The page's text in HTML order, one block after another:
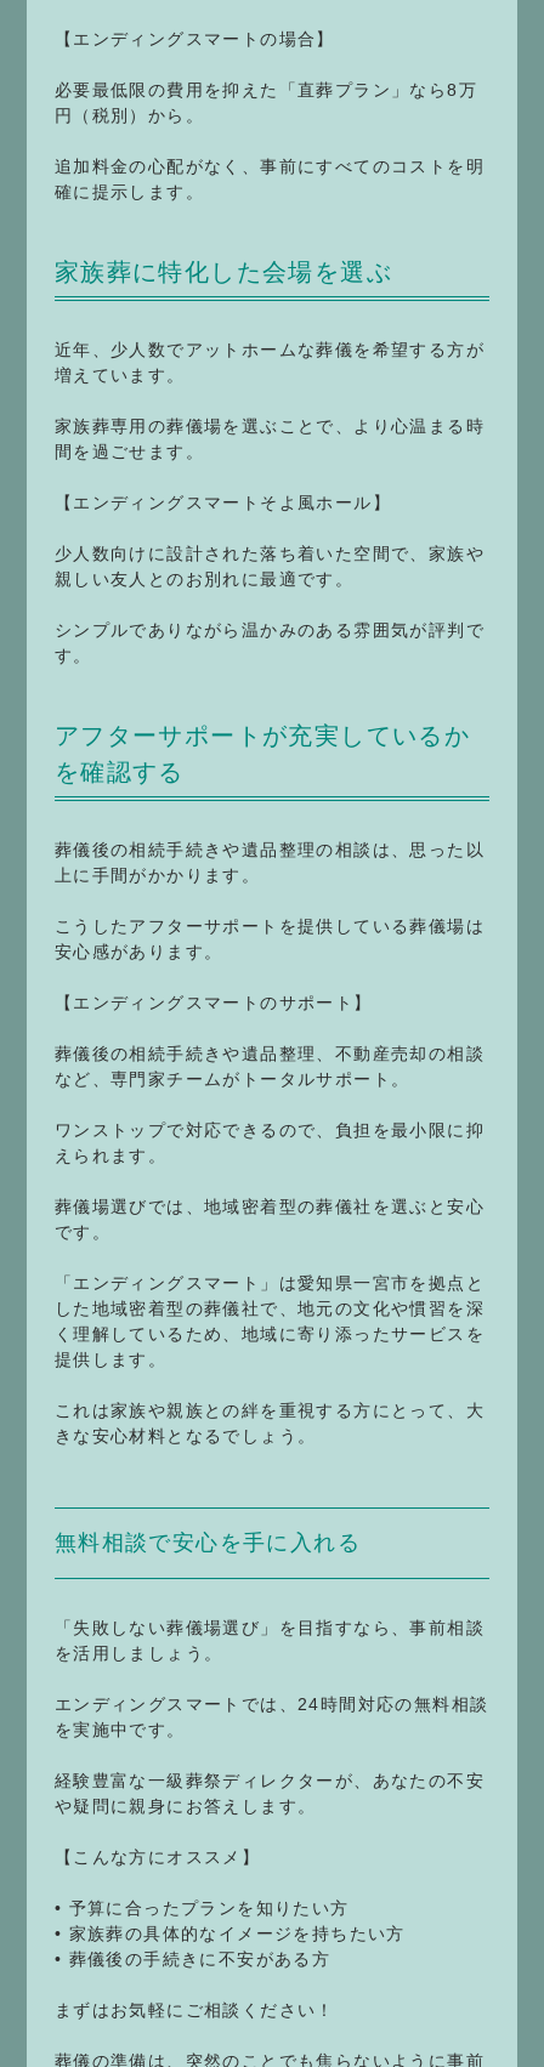
【エンディングスマートの場合】
必要最低限の費用を抑えた「直葬プラン」なら8万
円（税別）から。
追加料金の心配がなく、事前にすべてのコストを明
確に提示します。
家族葬に特化した会場を選ぶ
近年、少人数でアットホームな葬儀を希望する方が
増えています。
家族葬専用の葬儀場を選ぶことで、より心温まる時
間を過ごせます。
【エンディングスマートそよ風ホール】
少人数向けに設計された落ち着いた空間で、家族や
親しい友人とのお別れに最適です。
シンプルでありながら温かみのある雰囲気が評判で
す。
アフターサポートが充実しているか
を確認する
葬儀後の相続手続きや遺品整理の相談は、思った以
上に手間がかかります。
こうしたアフターサポートを提供している葬儀場は
安心感があります。
【エンディングスマートのサポート】
葬儀後の相続手続きや遺品整理、不動産売却の相談
など、専門家チームがトータルサポート。
ワンストップで対応できるので、負担を最小限に抑
えられます。
葬儀場選びでは、地域密着型の葬儀社を選ぶと安心
です。
「エンディングスマート」は愛知県一宮市を拠点と
した地域密着型の葬儀社で、地元の文化や慣習を深
く理解しているため、地域に寄り添ったサービスを
提供します。
これは家族や親族との絆を重視する方にとって、大
きな安心材料となるでしょう。
無料相談で安心を手に入れる
「失敗しない葬儀場選び」を目指すなら、事前相談
を活用しましょう。
エンディングスマートでは、24時間対応の無料相談
を実施中です。
経験豊富な一級葬祭ディレクターが、あなたの不安
や疑問に親身にお答えします。
【こんな方にオススメ】
• 予算に合ったプランを知りたい方
• 家族葬の具体的なイメージを持ちたい方
• 葬儀後の手続きに不安がある方
まずはお気軽にご相談ください！
葬儀の準備は、突然のことでも焦らないように事前